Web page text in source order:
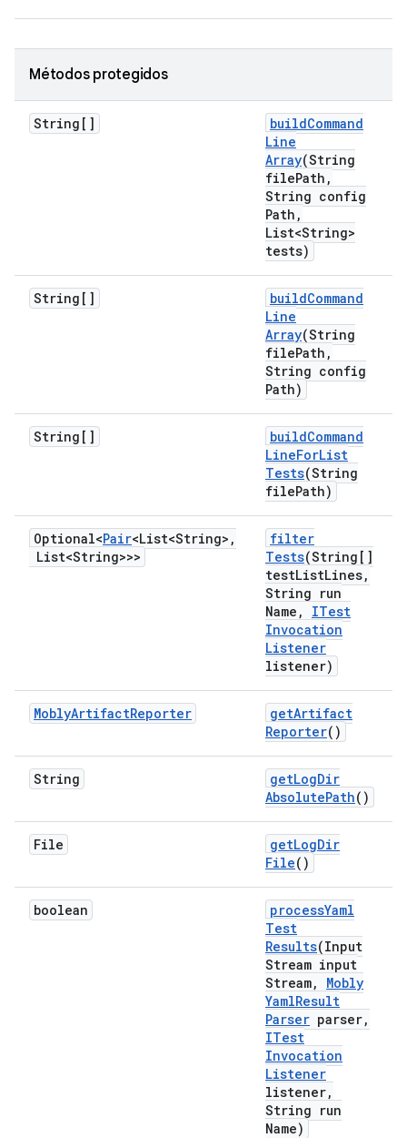
Métodos protegidos
String[] buildCommand
Line
Array(String
filePath ,
String config
Path ,
List<String>
tests)
String[] buildCommand
Line
Array(String
filePath ,
String config
Path)
String[] buildCommand
LineForList
Tests(String
filePath)
Optional<Pair<List<String> ,
List<String>>>
filter
Tests(String[]
testListLines,
String run
Name ,
ITest
Invocation
Listener
listener)
MoblyArtifactReporter getArtifact
Reporter()
String getLogDir
AbsolutePath()
File getLogDir
File()
boolean processYaml
Test
Results(Input
Stream input
Stream,
Mobly
YamlResult
Parser parser,
ITest
Invocation
Listener
listener,
String run
Name)